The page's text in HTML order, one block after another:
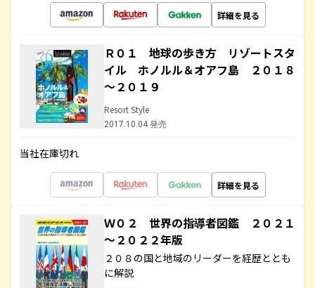
詳細を見る
Ｒ０１ 地球の歩き方 リゾートスタ
イル ホノルル＆オアフ島 ２０１８
～２０１９
Resort Style
2017.10.04 発売
当社在庫切れ
詳細を見る
Ｗ０２ 世界の指導者図鑑 ２０２１
～２０２２年版
２０８の国と地域のリーダーを経歴ととも
に解説